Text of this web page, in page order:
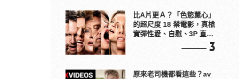
比A片更Ａ？「色慾薰心」
的超尺度 18 禁電影，真槍
實彈性愛、自慰、3P 直接
3
原來老司機都看這些？av